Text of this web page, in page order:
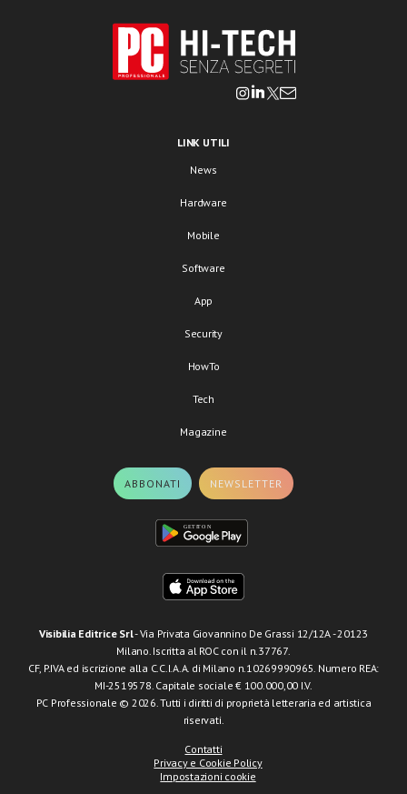
LINK UTILI
News
Hardware
Mobile
Software
App
Security
HowTo
Tech
Magazine
ABBONATI NEWSLETTER
Visibilia Editrice Srl- Via Privata Giovannino De Grassi 12/12A - 20123
Milano. Iscritta al ROC con il n.37767.
CF, P.IVA ed iscrizione alla C.C.I.A.A. di Milano n.10269990965. Numero REA:
MI-2519578. Capitale sociale € 100.000,00 I.V.
PC Professionale © 2026. Tutti i diritti di proprietà letteraria ed artistica
riservati.
Contatti
Privacy e Cookie Policy
Impostazioni cookie